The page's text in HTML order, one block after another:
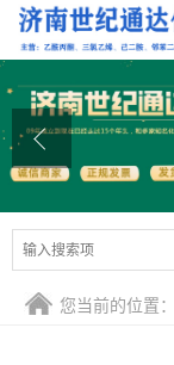
公司首页
公司介绍
产品展厅
证书荣誉
您当前的位置：